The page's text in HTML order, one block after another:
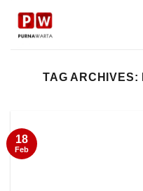
TAG ARCHIVES:
18
Feb